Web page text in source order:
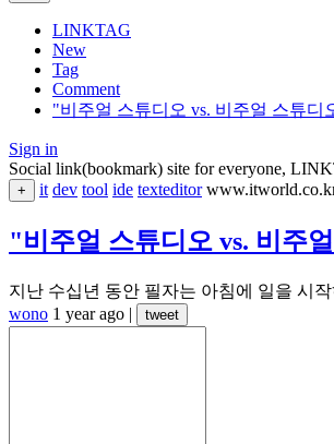
LINKTAG
New
Tag
Comment
"비주얼 스튜디오 vs. 비주얼 스튜
Sign in
Social link(bookmark) site for everyone,
+ it dev tool ide texteditor
"비주얼 스튜디오 vs. 비주
지난 수십년 동안 필자는 아침에 일을 시
wono 1 year ago | tweet